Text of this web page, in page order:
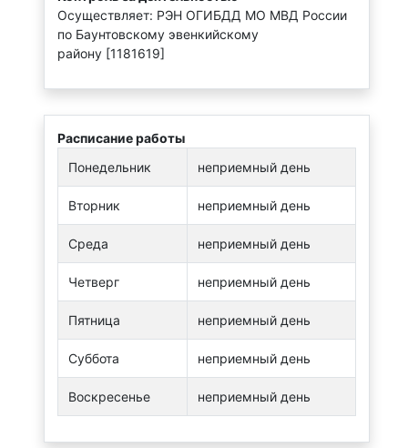
Осуществляет: РЭН ОГИБДД МО МВД России
по Баунтовскому эвенкийскому
району [1181619]
Расписание работы
Понедельник
неприемный день
Вторник неприемный день
Среда неприемный день
Четверг неприемный день
Пятница неприемный день
Суббота неприемный день
Воскресенье неприемный день